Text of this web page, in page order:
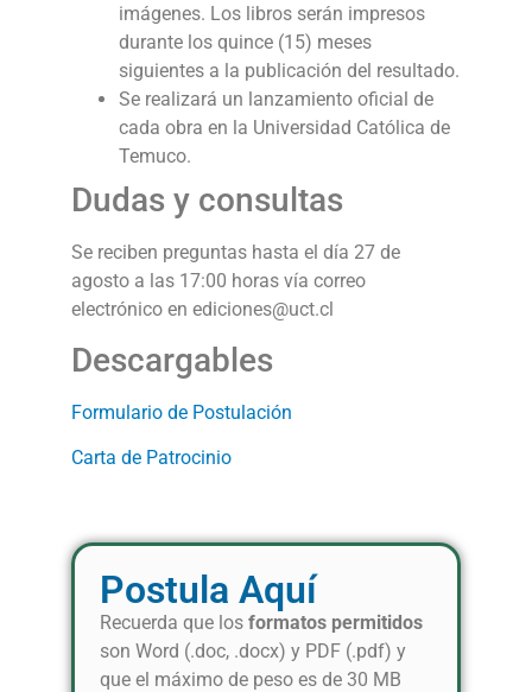
imágenes. Los libros serán impresos
durante los quince (15) meses
siguientes a la publicación del resultado.
Se realizará un lanzamiento oficial de
cada obra en la Universidad Católica de
Temuco.
Dudas y consultas
Se reciben preguntas hasta el día 27 de
agosto a las 17:00 horas vía correo
electrónico en ediciones@uct.cl
Descargables
Formulario de Postulación
Carta de Patrocinio
Postula Aquí
Recuerda que los formatos permitidos
son Word (.doc, .docx) y PDF (.pdf) y
que el máximo de peso es de 30 MB